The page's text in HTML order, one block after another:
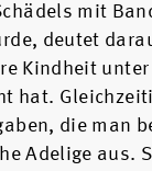
mit
deutet
Kindheit
hat.
die man
Adelige aus.